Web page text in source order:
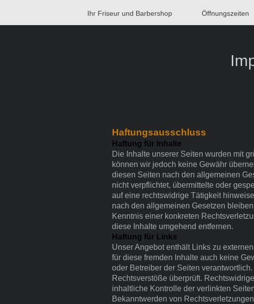
Ihr Friseur und Barbershop Öffnungszeiten
Haftungsausschluss
Haftung für Inhalte
Die Inhalte unserer Seiten wurden mit
können wir jedoch keine Gewähr
diesen Seiten nach den allgemeinen
nicht verpflichtet, übermittelte oder
auf eine rechtswidrige Tätigkeit
nach den allgemeinen Gesetzen
Kenntnis einer konkreten
diese Inhalte umgehend entfernen.
Haftung für Links
Unser Angebot enthält Links zu
für diese fremden Inhalte auch keine
oder Betreiber der Seiten
Rechtsverstöße überprüft.
inhaltliche Kontrolle der verlinkten
Bekanntwerden von